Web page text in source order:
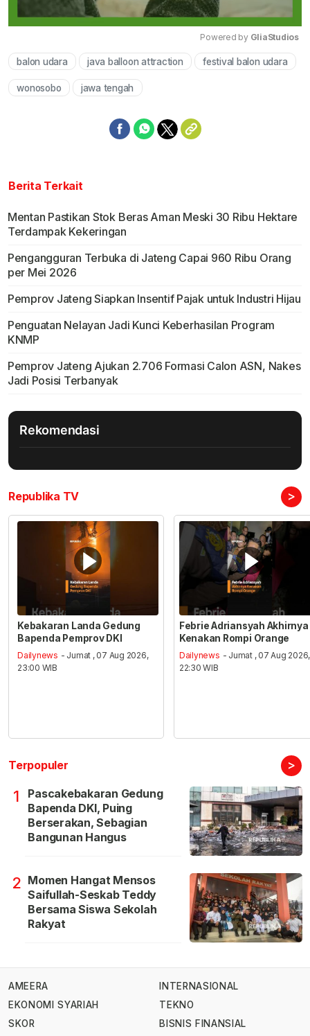
Mute
Powered by GliaStudios
balon udara java balloon attraction festival balon udara
wonosobo jawa tengah
Berita Terkait
Mentan Pastikan Stok Beras Aman Meski 30 Ribu Hektare
Terdampak Kekeringan
Pengangguran Terbuka di Jateng Capai 960 Ribu Orang
per Mei 2026
Pemprov Jateng Siapkan Insentif Pajak untuk Industri Hijau
Penguatan Nelayan Jadi Kunci Keberhasilan Program
KNMP
Pemprov Jateng Ajukan 2.706 Formasi Calon ASN, Nakes
Jadi Posisi Terbanyak
Rekomendasi
Republika TV >
Kebakaran Landa Gedung
Bapenda Pemprov DKI
Dailynews - Jumat , 07 Aug 2026,
23:00 WIB
Febrie Adriansyah Akhirnya
Kenakan Rompi Orange
Dailynews - Jumat , 07 Aug 2026,
22:30 WIB
Terpopuler >
1
Pascakebakaran Gedung
Bapenda DKI, Puing
Berserakan, Sebagian
Bangunan Hangus
2 Momen Hangat Mensos
Saifullah-Seskab Teddy
Bersama Siswa Sekolah
Rakyat
AMEERA
EKONOMI SYARIAH
SKOR
INTERNASIONAL
TEKNO
BISNIS FINANSIAL